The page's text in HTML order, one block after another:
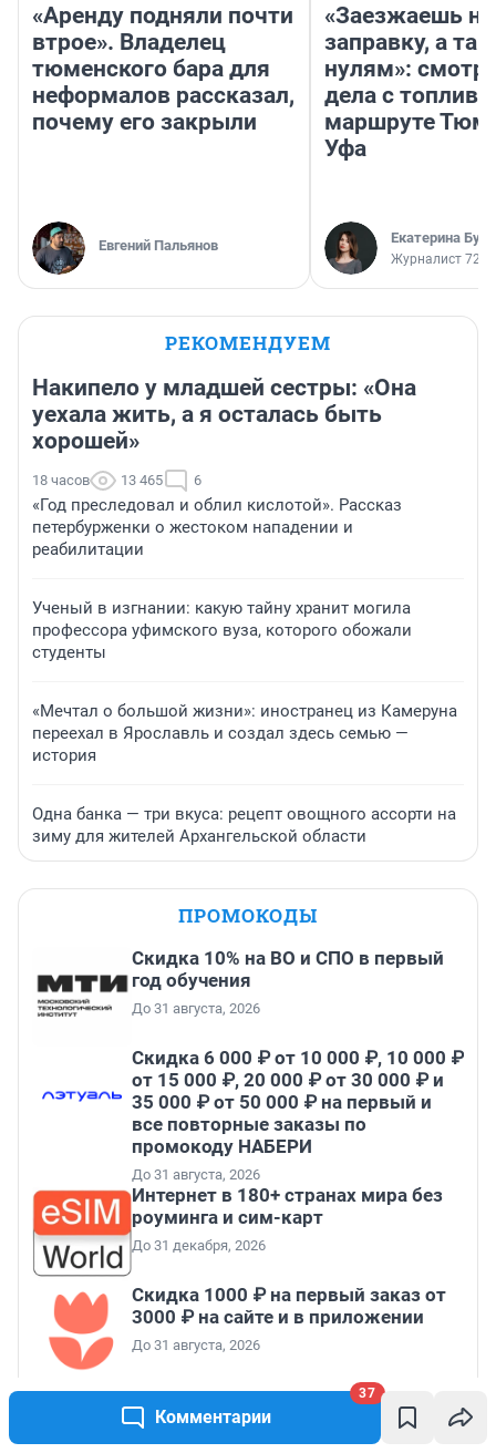
Комментарии
37
«Аренду подняли почти
втрое». Владелец
тюменского бара для
неформалов рассказал,
почему его закрыли
Евгений Пальянов
«Заезжаешь на
заправку, а
нулям»:
дела с
маршруте
Уфа
Екатерина
Журналист
РЕКОМЕНДУЕМ
Накипело у младшей сестры: «Она
уехала жить, а я осталась быть
хорошей»
18 часов 13 465 6
«Год преследовал и облил кислотой». Рассказ
петербурженки о жестоком нападении и
реабилитации
Ученый в изгнании: какую тайну хранит могила
профессора уфимского вуза, которого обожали
студенты
«Мечтал о большой жизни»: иностранец из Камеруна
переехал в Ярославль и создал здесь семью —
история
Одна банка — три вкуса: рецепт овощного ассорти на
зиму для жителей Архангельской области
ПРОМОКОДЫ
Скидка 10% на ВО и СПО в первый
год обучения
До 31 августа, 2026
Скидка 6 000 ₽ от 10 000 ₽, 10 000 ₽
от 15 000 ₽, 20 000 ₽ от 30 000 ₽ и
35 000 ₽ от 50 000 ₽ на первый и
все повторные заказы по
промокоду НАБЕРИ
До 31 августа, 2026
Интернет в 180+ странах мира без
роуминга и сим-карт
До 31 декабря, 2026
Скидка 1000 ₽ на первый заказ от
3000 ₽ на сайте и в приложении
До 31 августа, 2026
Все промокоды